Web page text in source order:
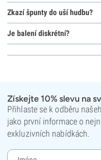
Zkazí špunty do uší hudbu?
Je balení diskrétní?
Získejte 10% slevu na
Přihlaste se k odběru
jako první informace o
exkluzivních nabídkách.